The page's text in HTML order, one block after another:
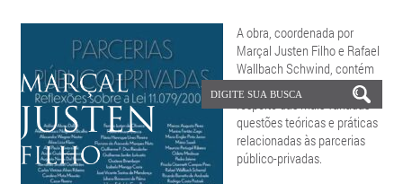
A obra, coordenada por
Marçal Justen Filho e Rafael
Wallbach Schwind, contém
reflexões aprofundadas a
respeito das mais variadas
questões teóricas e práticas
relacionadas às parcerias
público-privadas.